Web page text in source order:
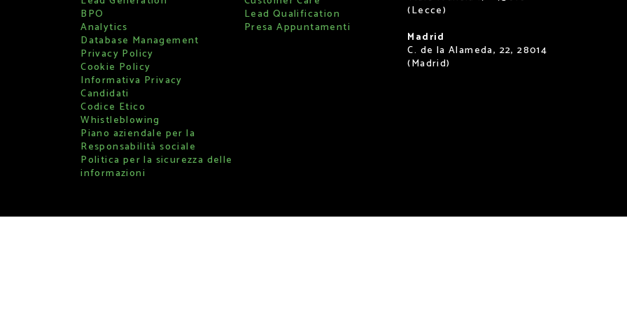
BPO
Analytics
Database Management
Privacy Policy
Cookie Policy
Informativa Privacy
Candidati
Codice Etico
Whistleblowing
Piano aziendale per la
Responsabilità sociale
Politica per la sicurezza delle
informazioni
Lead Qualification
Presa Appuntamenti
(Lecce)
Madrid
C. de la Alameda, 22, 28014
(Madrid)